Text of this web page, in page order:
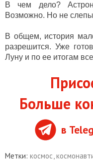
В чем дело?
Возможно. Но не
В общем, история
разрешится. Уже
Луну и по ее итогам
Больше
в
Метки: космос,